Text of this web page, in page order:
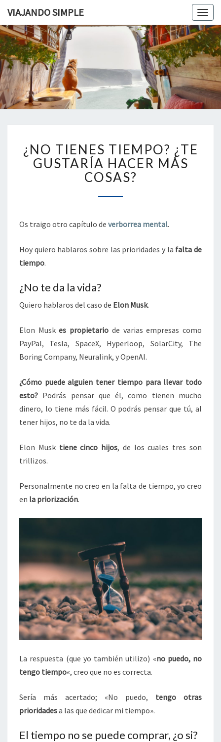
VIAJANDO SIMPLE
SIMPLE
Viviendo
En Un
Camión
Por
Europa
TIENES
TIEMPO?
¿TE
GUSTARÍA
¿NO TIENES TIEMPO? ¿TE
GUSTARÍA HACER MÁS
COSAS?
Os traigo otro capítulo de verborrea mental.
Hoy quiero hablaros sobre las prioridades y la falta de
tiempo.
¿No te da la vida?
Quiero hablaros del caso de Elon Musk.
Elon Muskes propietario de varias empresas como
PayPal, Tesla, SpaceX, Hyperloop, SolarCity, The
Boring Company, Neuralink, y OpenAI.
¿Cómo puede alguien tener tiempo para llevar todo
esto? Podrás pensar que él, como tienen mucho
dinero, lo tiene más fácil. O podrás pensar que tú, al
tener hijos, no te da la vida.
Elon Musk tiene cinco hijos, de los cuales tres son
trillizos.
Personalmente no creo en la falta de tiempo, yo creo
en la priorización.
La respuesta (que yo también utilizo) «no puedo, no
tengo tiempo«, creo que no es correcta.
Sería más acertado; «No puedo, tengo otras
prioridadesa las que dedicar mi tiempo».
El tiempo no se puede comprar, ¿o si?